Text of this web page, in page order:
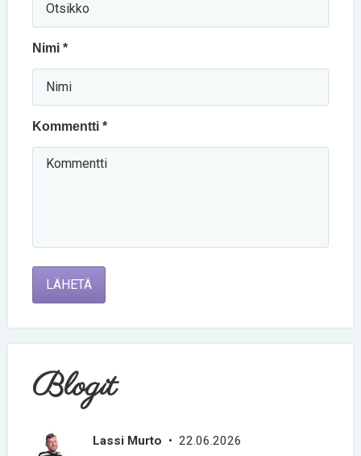
Nimi *
Kommentti *
LÄHETÄ
Blogit
Lassi Murto • 22.06.2026